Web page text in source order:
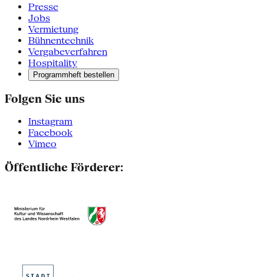
Presse
Jobs
Vermietung
Bühnentechnik
Vergabeverfahren
Hospitality
Programmheft bestellen
Folgen Sie uns
Instagram
Facebook
Vimeo
Öffentliche Förderer: